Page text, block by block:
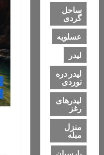
i
g
a
t
i
ساحل
گردی
عسلویه
لیدر
لیدر دره
نوردی
لیدرهای
رغز
منزل
مبله